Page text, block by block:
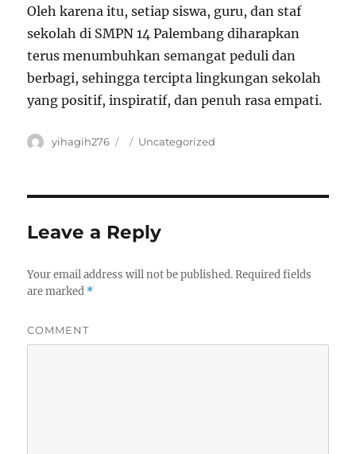
Oleh karena itu, setiap siswa, guru, dan staf
sekolah di SMPN 14 Palembang diharapkan
terus menumbuhkan semangat peduli dan
berbagi, sehingga tercipta lingkungan sekolah
yang positif, inspiratif, dan penuh rasa empati.
Author
yihagih276
Posted
Categories
Uncategorized
Leave a Reply
Your email address will not be published.Required fields
are marked *
COMMENT